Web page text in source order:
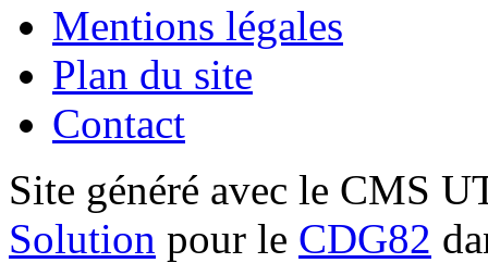
Mentions légales
Plan du site
Contact
Site généré avec le CMS
Solution pour le CDG82